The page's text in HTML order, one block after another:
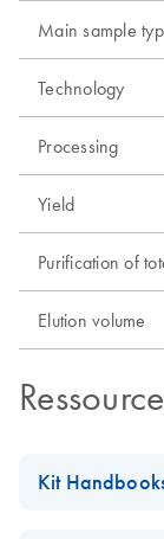
Main sample
Technology
Processing
Yield
Purification of
Elution volume
Kit